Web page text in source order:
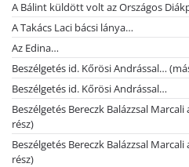
A Bálint küldött volt az Országos
A Takács Laci bácsi lánya…
Az Edina…
Beszélgetés id. Kőrösi Andrással…
Beszélgetés id. Kőrösi Andrással…
Beszélgetés Bereczk Balázzsal
rész)
Beszélgetés Bereczk Balázzsal
rész)